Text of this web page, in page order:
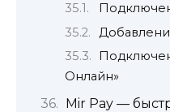
Онлайн»
Mir Pay —